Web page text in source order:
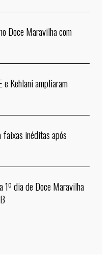
Doce Maravilha com
e Kehlani ampliaram
faixas inéditas após
1º dia de Doce Maravilha